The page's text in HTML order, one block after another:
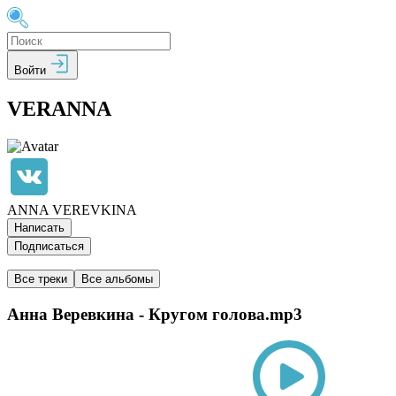
Войти
VERANNA
ANNA VEREVKINA
Написать
Подписаться
Все треки Все альбомы
Анна Веревкина - Кругом голова.mp3